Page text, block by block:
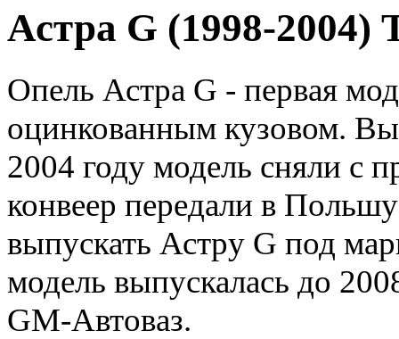
Астра G (1998-2004)
Опель Астра G - первая
оцинкованным кузовом.
2004 году модель сняли с
конвеер передали в
выпускать Астру G под
модель выпускалась до
GM-Автоваз.